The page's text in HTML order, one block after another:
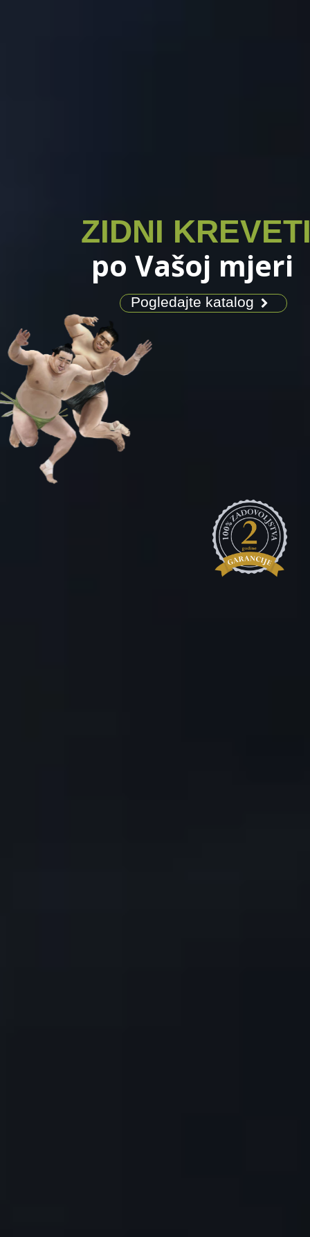
ZIDNI
Pogledajte katalog
po Vašoj mjeri